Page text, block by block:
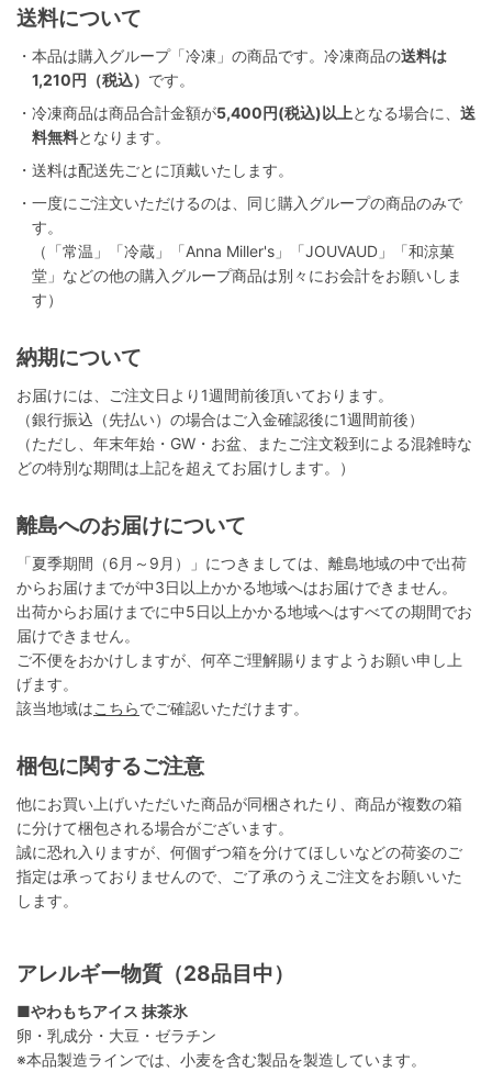
送料について
・本品は購入グループ「冷凍」の商品です。冷凍商品の送料は
1,210円（税込） です。
・冷凍商品は商品合計金額が5,400円(税込)以上となる場合に、 送
料無料となります。
・送料は配送先ごとに頂戴いたします。
・一度にご注文いただけるのは、同じ購入グループの商品のみで
す。
（「常温」「冷蔵」「Anna Miller's」「JOUVAUD」「和涼菓
堂」などの他の購入グループ商品は別々にお会計をお願いしま
す）
納期について
お届けには、ご注文日より1週間前後頂いております。
（銀行振込（先払い）の場合はご入金確認後に1週間前後）
（ただし、年末年始・GW・お盆、またご注文殺到による混雑時な
どの特別な期間は上記を超えてお届けします。）
離島へのお届けについて
「夏季期間（6月～9月）」につきましては、離島地域の中で出荷
からお届けまでが中3日以上かかる地域へはお届けできません。
出荷からお届けまでに中5日以上かかる地域へはすべての期間でお
届けできません。
ご不便をおかけしますが、何卒ご理解賜りますようお願い申し上
げます。
該当地域はこちらでご確認いただけます。
梱包に関するご注意
他にお買い上げいただいた商品が同梱されたり、商品が複数の箱
に分けて梱包される場合がございます。
誠に恐れ入りますが、何個ずつ箱を分けてほしいなどの荷姿のご
指定は承っておりませんので、ご了承のうえご注文をお願いいた
します。
アレルギー物質（28品目中）
■やわもちアイス 抹茶氷
卵・乳成分・大豆・ゼラチン
※本品製造ラインでは、小麦を含む製品を製造しています。